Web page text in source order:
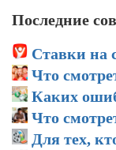
Последние
Ставки на
Что
Каких
Что
Для тех,